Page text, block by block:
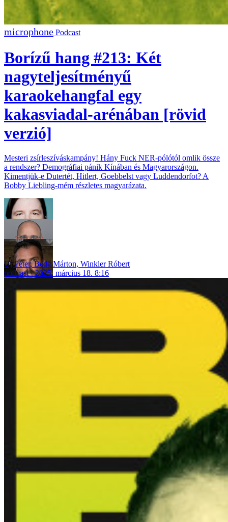
Podcast
Borízű hang #213: Két
nagyteljesítményű
karaokehangfal egy
kakasviadal-arénában [rövid
verzió]
Mesteri zsírleszíváskampány! Hány Fuck NER-pólótól omlik össze
a rendszer? Demográfiai pánik Kínában és Magyarországon.
Kimentjük-e Dutertét, Hitlert, Goebbelst vagy Luddendorfot? A
Bobby Liebling-mém részletes magyarázata.
Uj Péter,Bede Márton, Winkler Róbert
podcast
2025. március 18. 8:16